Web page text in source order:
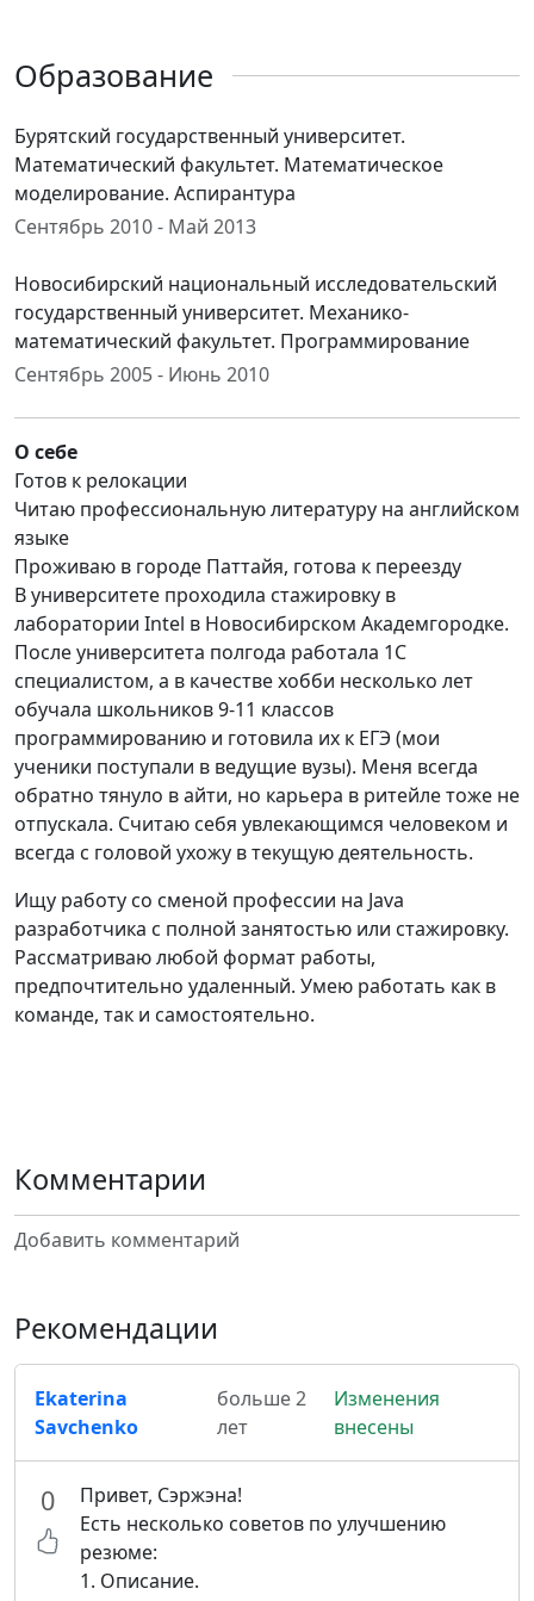
Образование
Бурятский государственный университет.
Математический факультет. Математическое
моделирование. Аспирантура
Сентябрь 2010 - Май 2013
Новосибирский национальный исследовательский
государственный университет. Механико-
математический факультет. Программирование
Сентябрь 2005 - Июнь 2010
О себе
Готов к релокации
Читаю профессиональную литературу на английском
языке
Проживаю в городе Паттайя, готова к переезду
В университете проходила стажировку в
лаборатории Intel в Новосибирском Академгородке.
После университета полгода работала 1С
специалистом, а в качестве хобби несколько лет
обучала школьников 9-11 классов
программированию и готовила их к ЕГЭ (мои
ученики поступали в ведущие вузы). Меня всегда
обратно тянуло в айти, но карьера в ритейле тоже не
отпускала. Считаю себя увлекающимся человеком и
всегда с головой ухожу в текущую деятельность.
Ищу работу со сменой профессии на Java
разработчика с полной занятостью или стажировку.
Рассматриваю любой формат работы,
предпочтительно удаленный. Умею работать как в
команде, так и самостоятельно.
Комментарии
Добавить комментарий
Рекомендации
Ekaterina
Savchenko
больше 2
лет
Изменения
внесены
0
Привет, Сэржэна!
Есть несколько советов по улучшению
резюме:
1. Описание.